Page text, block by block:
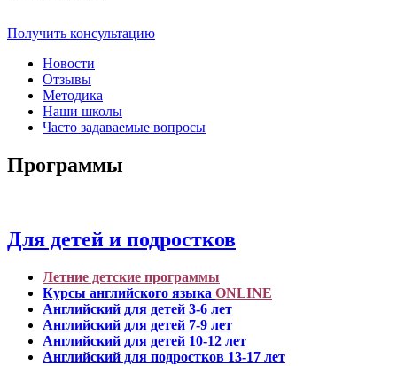
Получить консультацию
Новости
Отзывы
Методика
Наши школы
Часто задаваемые вопросы
Программы
Для детей и подростков
Летние детские программы
Курсы английского языка ONLINE
Английский для детей 3-6 лет
Английский для детей 7-9 лет
Английский для детей 10-12 лет
Английский для подростков 13-17 лет